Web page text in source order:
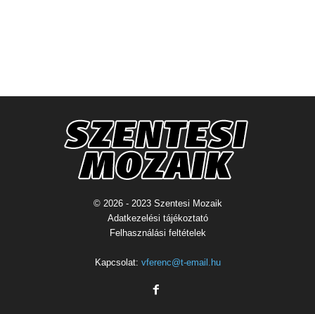
© 2026 - 2023 Szentesi Mozaik
Adatkezelési tájékoztató
Felhasználási feltételek
Kapcsolat: vferenc@t-email.hu